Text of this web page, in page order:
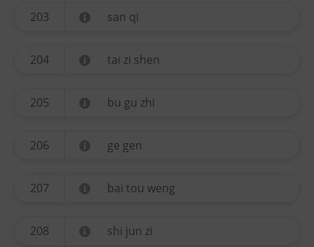
203 san qi
204 tai zi shen
205 bu gu zhi
206 ge gen
207 bai tou weng
208 shi jun zi